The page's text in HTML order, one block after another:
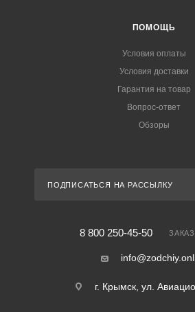
ПОМОЩЬ
Условия оплаты
Условия доставки
Гарантия на товар
Вопрос-ответ
Обзоры
ПОДПИСАТЬСЯ НА РАССЫЛКУ
8 800 250-45-50
г. Крымск, ул.